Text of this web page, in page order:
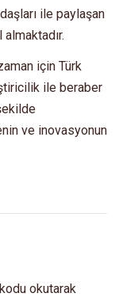
ile paylaşan
için Türk
ile beraber
ve inovasyonun
okutarak